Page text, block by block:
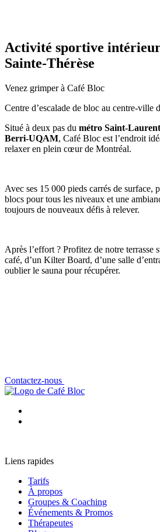
Activité sportive
Sainte-Thérèse
Venez grimper à Café Bloc
Centre d’escalade de bloc au centre-ville
Situé à deux pas du métro Saint-Laurent
Berri-UQAM, Café Bloc est l’endroit
relaxer en plein cœur de Montréal.
Avec ses 15 000 pieds carrés de surface,
blocs pour tous les niveaux et une
toujours de nouveaux défis à relever.
Après l’effort ? Profitez de notre terrasse
café, d’un Kilter Board, d’une salle
oublier le sauna pour récupérer.
Contactez-nous
Liens rapides
Tarifs
À propos
Groupes & Coaching
Événements & Promos
Thérapeutes